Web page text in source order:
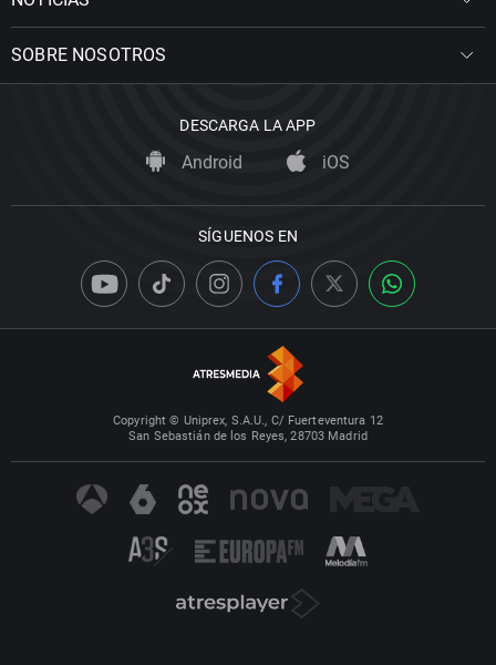
SOBRE NOSOTROS
DESCARGA LA APP
Android iOS
SÍGUENOS EN
Copyright © Uniprex, S.A.U., C/ Fuerteventura 12
San Sebastián de los Reyes, 28703 Madrid